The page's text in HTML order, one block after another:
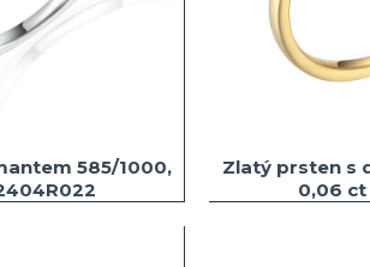
585/1000,
Zlatý prsten s
0,06 ct